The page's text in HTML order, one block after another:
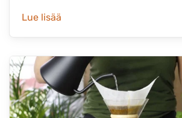
Lue lisää